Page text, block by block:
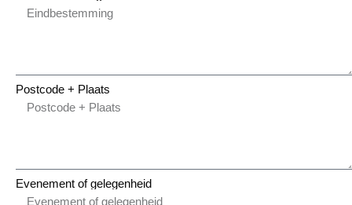
Postcode + Plaats
Evenement of gelegenheid